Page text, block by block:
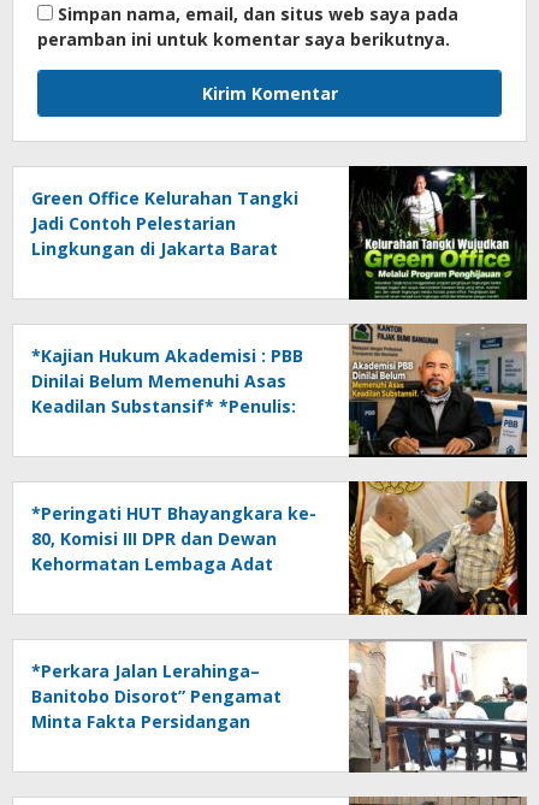
Simpan nama, email, dan situs web saya pada
peramban ini untuk komentar saya berikutnya.
Green Office Kelurahan Tangki
Jadi Contoh Pelestarian
Lingkungan di Jakarta Barat
*Kajian Hukum Akademisi : PBB
Dinilai Belum Memenuhi Asas
Keadilan Substansif* *Penulis:
*Peringati HUT Bhayangkara ke-
80, Komisi III DPR dan Dewan
Kehormatan Lembaga Adat
Polri*
*Perkara Jalan Lerahinga–
Banitobo Disorot” Pengamat
Minta Fakta Persidangan